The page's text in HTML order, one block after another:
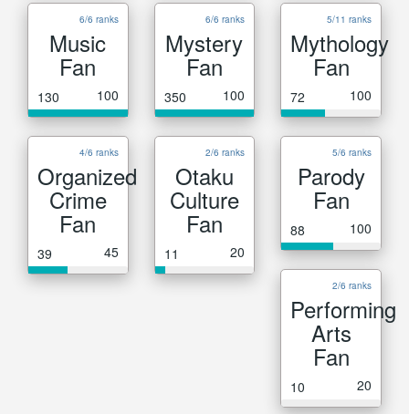
6/6 ranks
Music
Fan
130 100
6/6 ranks
Mystery
Fan
350 100
5/11 ranks
Mythology
Fan
72 100
4/6 ranks
Organized
Crime
Fan
39 45
2/6 ranks
Otaku
Culture
Fan
11 20
5/6 ranks
Parody
Fan
88 100
2/6 ranks
Performing
Arts
Fan
10 20